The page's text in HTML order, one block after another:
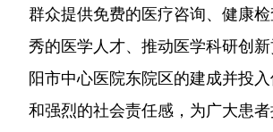
群众提供免费的医疗咨询、健康
秀的医学人才、推动医学科研创
阳市中心医院东院区的建成并投
和强烈的社会责任感，为广大患